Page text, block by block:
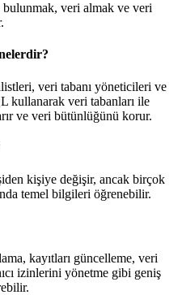
veri almak ve veri
veri tabanı yöneticileri ve
kullanarak veri tabanları ile
ve veri bütünlüğünü korur.
kişiye değişir, ancak birçok
temel bilgileri öğrenebilir.
kayıtları güncelleme, veri
izinlerini yönetme gibi geniş